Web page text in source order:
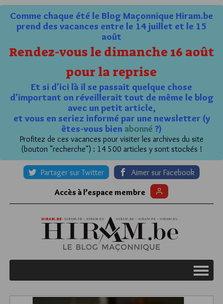
Comme chaque été le Blog Maçonnique Hiram.be
prend des vacances entre le 14 juillet et le 15
août
Rendez-vous le dimanche 16 août
pour la reprise
Et si d'ici là il se passait quelque chose
d'important on réveillerait tout de même le blog
avec un petit article,
et vous en seriez informé par une newsletter (y
êtes-vous bien abonné ?)
Profitez de ces vacances pour visiter les archives du site
(bouton "recherche") : 14 500 articles y sont stockés !
Partager sur Twitter Aimer sur Facebook
Accès à l’espace membre